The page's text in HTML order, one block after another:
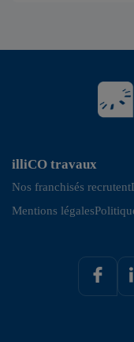
illiCO travaux
Nos franchisés recrutent
Mentions légales